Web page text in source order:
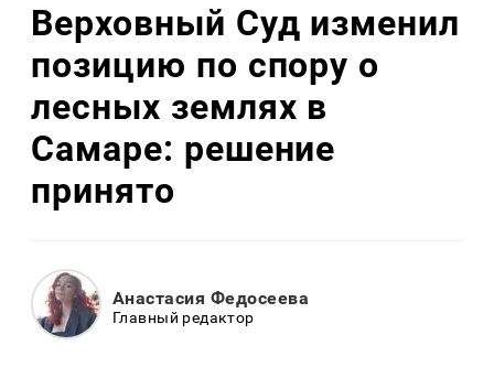
Верховный Суд изменил
позицию по спору о
лесных землях в
Самаре: решение
принято
Анастасия Федосеева
Главный редактор